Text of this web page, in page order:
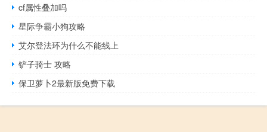
cf属性叠加吗
星际争霸小狗攻略
艾尔登法环为什么不能线上
铲子骑士 攻略
保卫萝卜2最新版免费下载